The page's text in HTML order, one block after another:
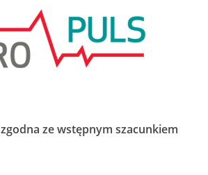
ze wstępnym szacunkiem